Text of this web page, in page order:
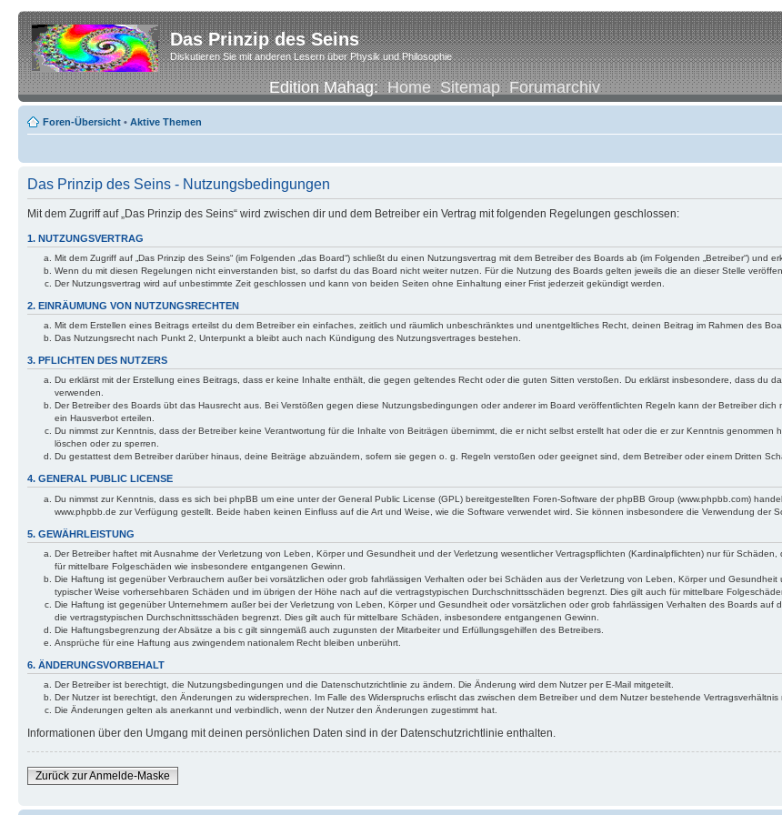
Das Prinzip des Seins
Diskutieren Sie mit anderen Lesern über Physik und Philosophie
Edition Mahag:Home Sitemap Forumarchiv
Foren-Übersicht • Aktive Themen
Das Prinzip des Seins - Nutzungsbedingungen
Mit dem Zugriff auf „Das Prinzip des Seins“ wird zwischen dir und dem Betreiber ein Vertrag mit folgenden Regelungen geschlossen:
1. NUTZUNGSVERTRAG
Mit dem Zugriff auf „Das Prinzip des Seins“ (im Folgenden „das Board“) schließt du einen Nutzungsvertrag mit dem Betreiber des Boards ab (im Folgenden „Betreiber“) und
Wenn du mit diesen Regelungen nicht einverstanden bist, so darfst du das Board nicht weiter nutzen. Für die Nutzung des Boards gelten jeweils die an dieser Stelle
Der Nutzungsvertrag wird auf unbestimmte Zeit geschlossen und kann von beiden Seiten ohne Einhaltung einer Frist jederzeit gekündigt werden.
2. EINRÄUMUNG VON NUTZUNGSRECHTEN
Mit dem Erstellen eines Beitrags erteilst du dem Betreiber ein einfaches, zeitlich und räumlich unbeschränktes und unentgeltliches Recht, deinen Beitrag im Rahmen des
Das Nutzungsrecht nach Punkt 2, Unterpunkt a bleibt auch nach Kündigung des Nutzungsvertrages bestehen.
3. PFLICHTEN DES NUTZERS
Du erklärst mit der Erstellung eines Beitrags, dass er keine Inhalte enthält, die gegen geltendes Recht oder die guten Sitten verstoßen. Du erklärst insbesondere, dass du
verwenden.
Der Betreiber des Boards übt das Hausrecht aus. Bei Verstößen gegen diese Nutzungsbedingungen oder anderer im Board veröffentlichten Regeln kann der Betreiber
ein Hausverbot erteilen.
Du nimmst zur Kenntnis, dass der Betreiber keine Verantwortung für die Inhalte von Beiträgen übernimmt, die er nicht selbst erstellt hat oder die er zur Kenntnis
löschen oder zu sperren.
Du gestattest dem Betreiber darüber hinaus, deine Beiträge abzuändern, sofern sie gegen o. g. Regeln verstoßen oder geeignet sind, dem Betreiber oder einem Dritten
4. GENERAL PUBLIC LICENSE
Du nimmst zur Kenntnis, dass es sich bei phpBB um eine unter der General Public License (GPL) bereitgestellten Foren-Software der phpBB Group (www.phpbb.com)
www.phpbb.de zur Verfügung gestellt. Beide haben keinen Einfluss auf die Art und Weise, wie die Software verwendet wird. Sie können insbesondere die Verwendung der
5. GEWÄHRLEISTUNG
Der Betreiber haftet mit Ausnahme der Verletzung von Leben, Körper und Gesundheit und der Verletzung wesentlicher Vertragspflichten (Kardinalpflichten) nur für
für mittelbare Folgeschäden wie insbesondere entgangenen Gewinn.
Die Haftung ist gegenüber Verbrauchern außer bei vorsätzlichen oder grob fahrlässigen Verhalten oder bei Schäden aus der Verletzung von Leben, Körper und
typischer Weise vorhersehbaren Schäden und im übrigen der Höhe nach auf die vertragstypischen Durchschnittsschäden begrenzt. Dies gilt auch für mittelbare
Die Haftung ist gegenüber Unternehmern außer bei der Verletzung von Leben, Körper und Gesundheit oder vorsätzlichen oder grob fahrlässigen Verhalten des Boards
die vertragstypischen Durchschnittsschäden begrenzt. Dies gilt auch für mittelbare Schäden, insbesondere entgangenen Gewinn.
Die Haftungsbegrenzung der Absätze a bis c gilt sinngemäß auch zugunsten der Mitarbeiter und Erfüllungsgehilfen des Betreibers.
Ansprüche für eine Haftung aus zwingendem nationalem Recht bleiben unberührt.
6. ÄNDERUNGSVORBEHALT
Der Betreiber ist berechtigt, die Nutzungsbedingungen und die Datenschutzrichtlinie zu ändern. Die Änderung wird dem Nutzer per E-Mail mitgeteilt.
Der Nutzer ist berechtigt, den Änderungen zu widersprechen. Im Falle des Widerspruchs erlischt das zwischen dem Betreiber und dem Nutzer bestehende Vertragsverhältnis
Die Änderungen gelten als anerkannt und verbindlich, wenn der Nutzer den Änderungen zugestimmt hat.
Informationen über den Umgang mit deinen persönlichen Daten sind in der Datenschutzrichtlinie enthalten.
Zurück zur Anmelde-Maske